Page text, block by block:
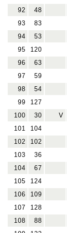
92
48
93
83
94
53
95
120
96
63
97
59
98
54
99
127
100
30 V
101
104
102
102
103
36
104
67
105
124
106
109
107
128
108
88